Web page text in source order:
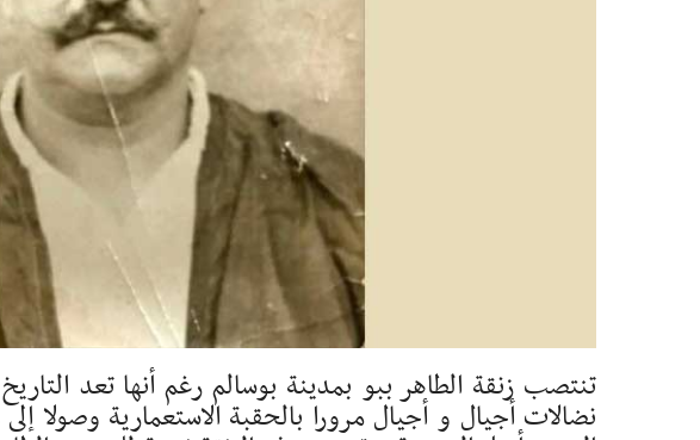
تنتصب زنقة الطاهر ببو بمدينة بوسالم رغم أنها تعد
نضالات أجيال و أجيال مرورا بالحقبة الاستعمارية وصولا